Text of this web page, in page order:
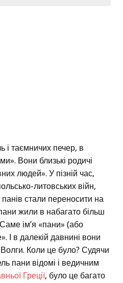
і таємничих печер, в
Вони близькі родичі
людей». У пізній час,
литовських війн,
стали переносити на
жили в набагато більш
ім’я «пани» (або
І в далекій давнині вони
Коли це було? Судячи
пани відомі і ведичним
Греції, було це багато